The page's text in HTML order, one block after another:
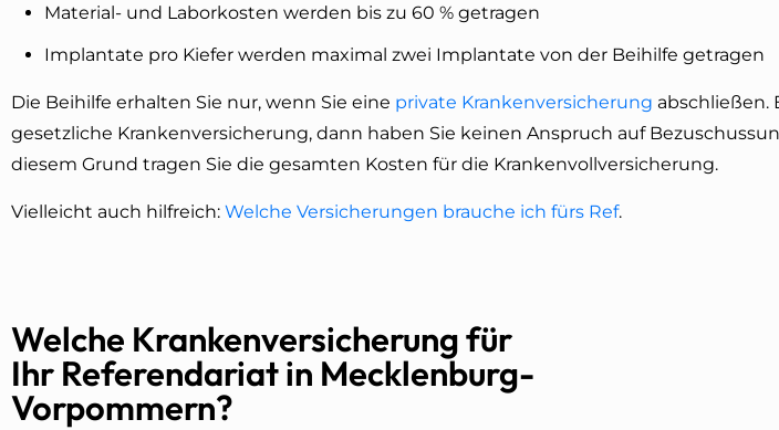
Material- und Laborkosten werden bis zu 60 % getragen
Implantate pro Kiefer werden maximal zwei Implantate von der Beihilfe getragen
Die Beihilfe erhalten Sie nur, wenn Sie eine private Krankenversicherung abschließen.
gesetzliche Krankenversicherung, dann haben Sie keinen Anspruch auf
diesem Grund tragen Sie die gesamten Kosten für die Krankenvollversicherung.
Vielleicht auch hilfreich: Welche Versicherungen brauche ich fürs Ref.
Welche Krankenversicherung für
Ihr Referendariat in Mecklenburg-
Vorpommern?